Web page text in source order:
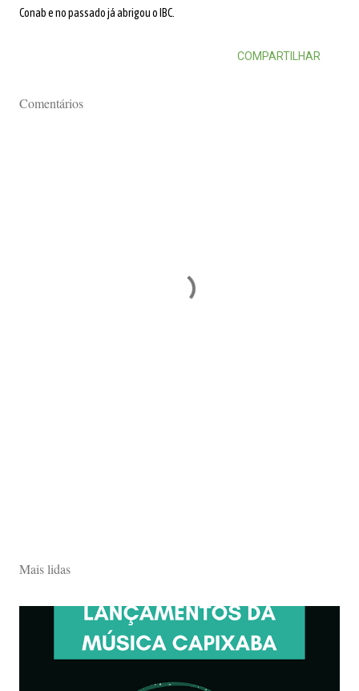
Conab e no passado já abrigou o IBC.
COMPARTILHAR
Comentários
Mais lidas